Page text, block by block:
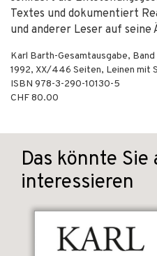
Textes und dokumentiert
und anderer Leser auf seine
Karl Barth-Gesamtausgabe,
1992, XX/446 Seiten, Leinen mit
ISBN 978-3-290-10130-5
CHF 80.00
Das könnte Sie
interessieren